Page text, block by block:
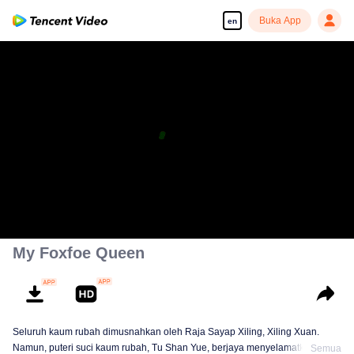
en Buka App
My Foxfoe Queen
Seluruh kaum rubah dimusnahkan oleh Raja Sayap Xiling, Xiling Xuan.
Namun, puteri suci kaum rubah, Tu Shan Yue, berjaya menyelamatkan satu
Semua